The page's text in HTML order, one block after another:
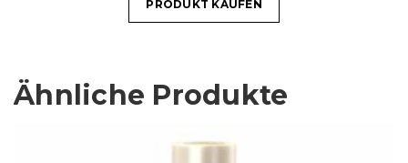
PRODUKT KAUFEN
Ähnliche Produkte